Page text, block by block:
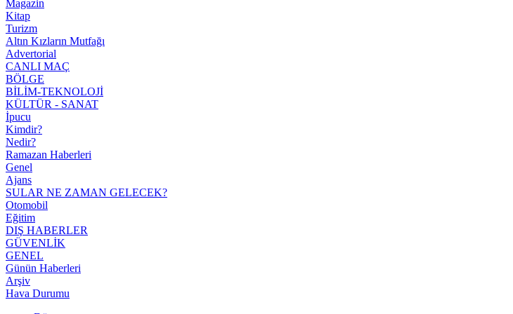
Magazin
Kitap
Turizm
Altın Kızların Mutfağı
Advertorial
CANLI MAÇ
BÖLGE
BİLİM-TEKNOLOJİ
KÜLTÜR - SANAT
İpucu
Kimdir?
Nedir?
Ramazan Haberleri
Genel
Ajans
SULAR NE ZAMAN GELECEK?
Otomobil
Eğitim
DIŞ HABERLER
GÜVENLİK
GENEL
Günün Haberleri
Arşiv
Hava Durumu